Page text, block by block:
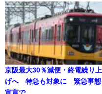
京阪最大30％減便・終電繰り上
げへ 特急も対象に 緊急事態
宣言で